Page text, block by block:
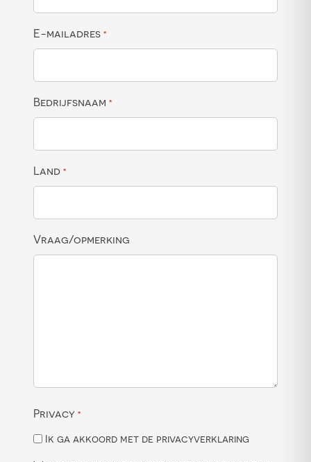
E-mailadres *
Bedrijfsnaam *
Land *
Vraag/opmerking
Privacy *
Ik ga akkoord met de privacyverklaring